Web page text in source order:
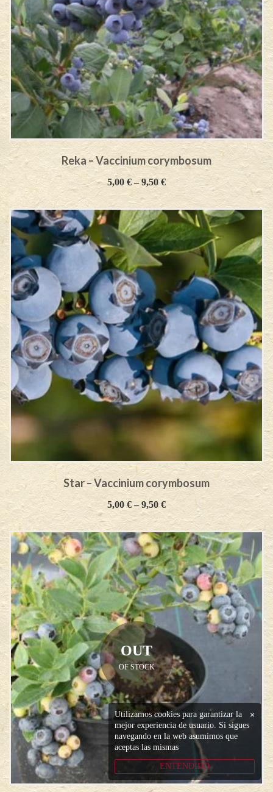
Reka – Vaccinium corymbosum
5,00 €–9,50 €
Star – Vaccinium corymbosum
5,00 €–9,50 €
OUT
OF STOCK
×
Utilizamos cookies para garantizar la
mejor experiencia de usuario. Si sigues
navegando en la web asumimos que
aceptas las mismas
ENTENDIDO